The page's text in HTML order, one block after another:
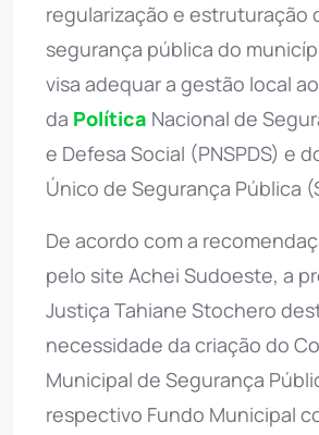
regularização e estruturação
segurança pública do
visa adequar a gestão local
da Política Nacional de
e Defesa Social (PNSPDS) e
Único de Segurança Pública
De acordo com a
pelo site Achei Sudoeste, a
Justiça Tahiane Stochero
necessidade da criação do
Municipal de Segurança
respectivo Fundo Municipal